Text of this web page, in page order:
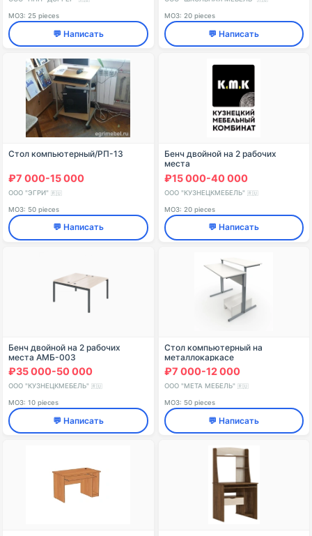
МОЗ: 25 pieces
💬 Написать
МОЗ: 20 pieces
💬 Написать
Стол компьютерный/РП-13
₽7 000-15 000
ООО "ЭГРИ" 🇷🇺
МОЗ: 50 pieces
💬 Написать
Бенч двойной на 2 рабочих
места
₽15 000-40 000
ООО "КУЗНЕЦКМЕБЕЛЬ" 🇷🇺
МОЗ: 20 pieces
💬 Написать
Бенч двойной на 2 рабочих
места АМБ-003
₽35 000-50 000
ООО "КУЗНЕЦКМЕБЕЛЬ" 🇷🇺
МОЗ: 10 pieces
💬 Написать
Стол компьютерный на
металлокаркасе
₽7 000-12 000
ООО "МЕТА МЕБЕЛЬ" 🇷🇺
МОЗ: 50 pieces
💬 Написать